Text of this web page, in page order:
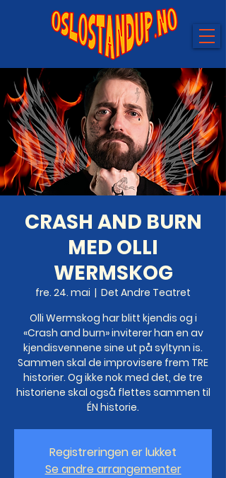
CRASH AND BURN
MED OLLI
WERMSKOG
fre. 24. mai
  |
Det Andre Teatret
Olli Wermskog har blitt kjendis og i
«Crash and burn» inviterer han en av
kjendisvennene sine ut på syltynn is.
Sammen skal de improvisere frem TRE
historier. Og ikke nok med det, de tre
historiene skal også flettes sammen til
ÉN historie.
Registreringen er lukket
Se andre arrangementer